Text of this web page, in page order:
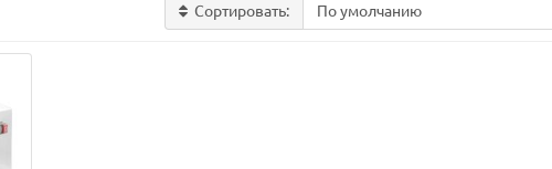
Сортировать: